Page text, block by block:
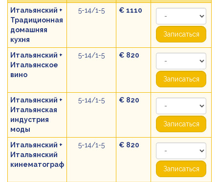
Итальянский +
Традиционная
домашняя
кухня
5-14/1-5 € 1110
Записаться
Итальянский +
Итальянское
вино
5-14/1-5 € 820
Записаться
Итальянский +
Итальянская
индустрия
моды
5-14/1-5 € 820
Записаться
Итальянский +
Итальянский
кинематограф
5-14/1-5 € 820
Записаться